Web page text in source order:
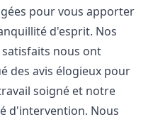
pour vous apporter
d'esprit. Nos
satisfaits nous ont
des avis élogieux pour
soigné et notre
d'intervention. Nous